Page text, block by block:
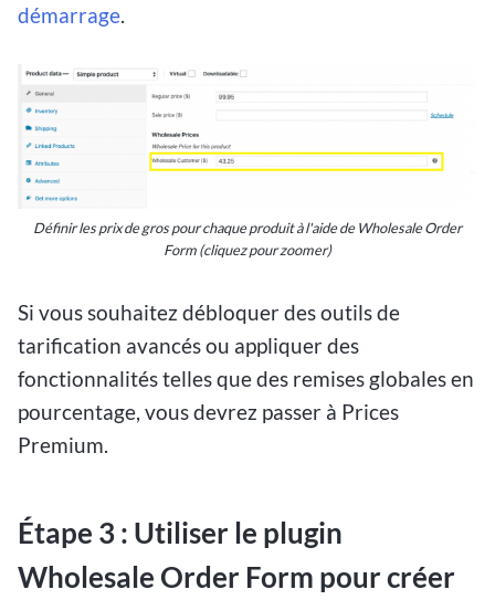
démarrage.
Définir les prix de gros pour chaque produit à l'aide de Wholesale Order
Form(cliquez pour zoomer)
Si vous souhaitez débloquer des outils de
tarification avancés ou appliquer des
fonctionnalités telles que des remises globales en
pourcentage, vous devrez passer à Prices
Premium.
Étape 3 : Utiliser le plugin
Wholesale Order Form pour créer